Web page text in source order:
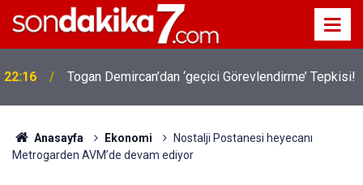
22:16 Togan Demircan’dan ‘geçici Görevlendirme’ Tepkisi!
Anasayfa Ekonomi
Nostalji Postanesi heyecanı
Metrogarden AVM’de devam ediyor